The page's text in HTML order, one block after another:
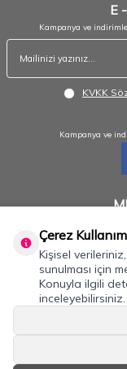
E
Kampanya ve
KVKK
Kampanya ve
Önemli Bilgiler
Hızlı Erişim
İLETİŞİM
Çerez
Kişisel
sunulması için
Konuyla ilgili
inceleyebilirsiniz.